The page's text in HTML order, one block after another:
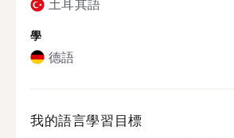
土耳其語
學
德語
我的語言學習目標